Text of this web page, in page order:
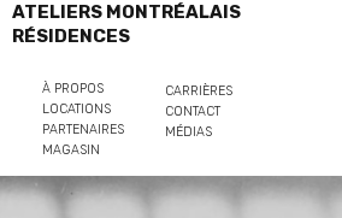
ATELIERS MONTRÉALAIS
RÉSIDENCES
À PROPOS
LOCATIONS
PARTENAIRES
MAGASIN
CARRIÈRES
CONTACT
MÉDIAS